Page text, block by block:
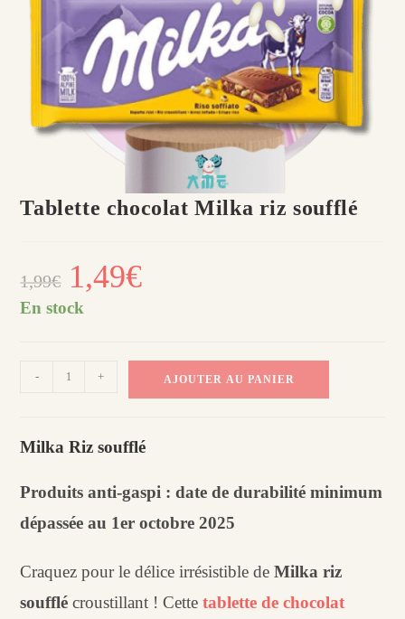
Tablette chocolat Milka riz soufflé
1,99€
Le
initial
était :
1,99€.
1,49€actuel
En stock
chocolat
- + AJOUTER AU PANIER
Milka Riz soufflé
Produits anti-gaspi : date de durabilité minimum
dépassée au 1er octobre 2025
Craquez pour le délice irrésistible deMilka riz
soufflé croustillant ! Cettetablette de chocolat